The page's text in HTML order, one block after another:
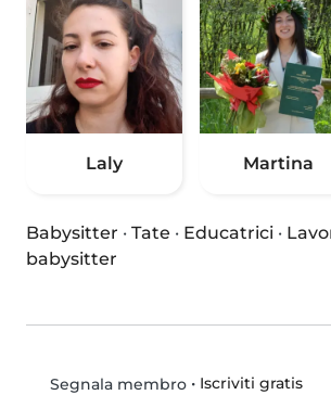
Laly Martina
Babysitter · Tate · Educatrici ·
babysitter
Segnala membro• Iscriviti gratis